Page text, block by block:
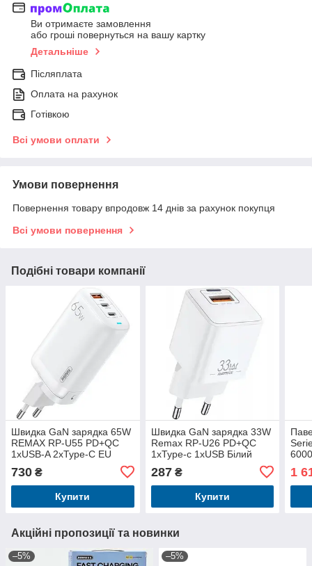
Ви отримаєте замовлення
або гроші повернуться на вашу картку
Детальніше
Післяплата
Оплата на рахунок
Готівкою
Всі умови оплати
Умови повернення
Повернення товару впродовж 14 днів за рахунок покупця
Всі умови повернення
Подібні товари компанії
Швидка GaN зарядка 65W
REMAX RP-U55 PD+QC
1xUSB-A 2xType-C EU
730 ₴
Купити
Швидка GaN зарядка 33W
Remax RP-U26 PD+QC
1xType-c 1xUSB Білий
287₴
Купити
1
Акційні пропозиції та новинки
–5% –5%